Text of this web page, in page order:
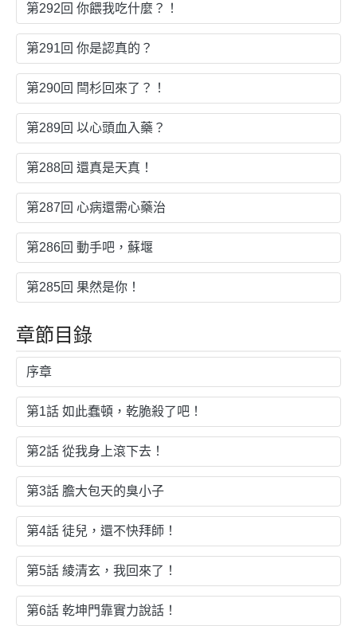
第292回 你餵我吃什麼？！
第291回 你是認真的？
第290回 閆杉回來了？！
第289回 以心頭血入藥？
第288回 還真是天真！
第287回 心病還需心藥治
第286回 動手吧，蘇堰
第285回 果然是你！
章節目錄
序章
第1話 如此蠢頓，乾脆殺了吧！
第2話 從我身上滾下去！
第3話 膽大包天的臭小子
第4話 徒兒，還不快拜師！
第5話 綾清玄，我回來了！
第6話 乾坤門靠實力說話！